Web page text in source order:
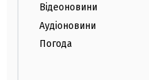
Відеоновини
Аудіоновини
Погода